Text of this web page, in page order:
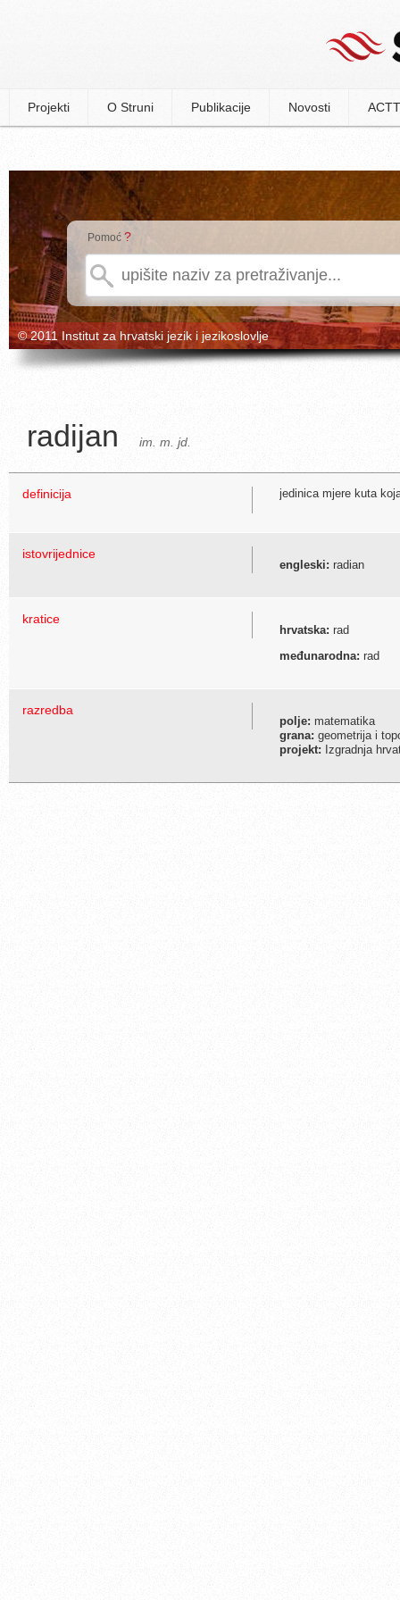
Projekti O Struni Publikacije Novosti
Pomoć ?
© 2011 Institut za hrvatski jezik i jezikoslovlje
radijan im. m. jd.
definicija jedinica mjere kuta
istovrijednice
engleski: radian
kratice
hrvatska: rad
međunarodna: rad
razredba
polje: matematika
grana: geometrija i
projekt: Izgradnja